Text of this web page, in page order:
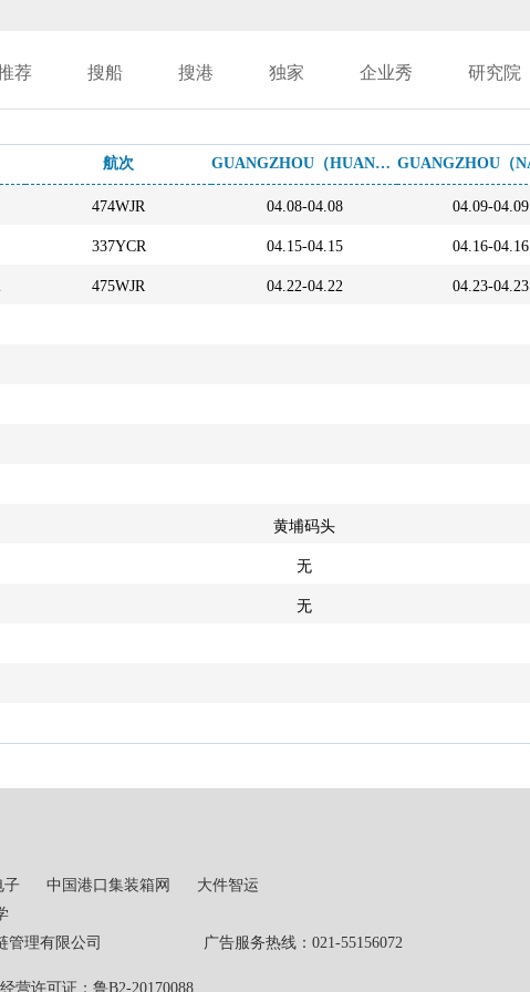
荐 搜船 搜港 独家 企业秀 研究院
航次 GUANGZHOU（HUANGPU）
474WJR 04.08-04.08 04.09-04.09
337YCR 04.15-04.15 04.16-04.16
475WJR 04.22-04.22 04.23-04.23
黄埔码头
无
无
子 中国港口集装箱网
大件智运
链管理有限公司 广告服务热线：021-55156072
营许可证：鲁B2-20170088